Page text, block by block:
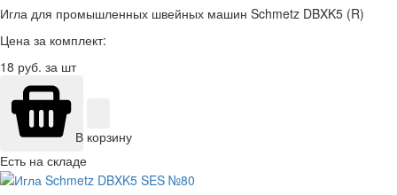
Игла для промышленных швейных машин Schmetz DBXK5 (R)
Цена за комплект:
18 руб. за шт
В корзину
Есть на складе